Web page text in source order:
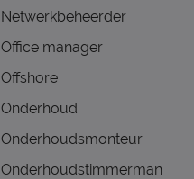
Netwerkbeheerder
Office manager
Offshore
Onderhoud
Onderhoudsmonteur
Onderhoudstimmerman